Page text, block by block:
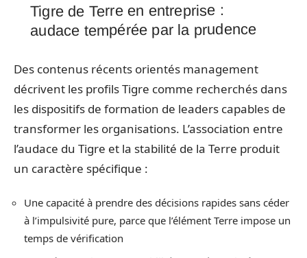
Tigre de Terre en entreprise :
audace tempérée par la prudence
Des contenus récents orientés management
décrivent les profils Tigre comme recherchés dans
les dispositifs de formation de leaders capables de
transformer les organisations. L’association entre
l’audace du Tigre et la stabilité de la Terre produit
un caractère spécifique :
Une capacité à prendre des décisions rapides sans céder
à l’impulsivité pure, parce que l’élément Terre impose un
temps de vérification